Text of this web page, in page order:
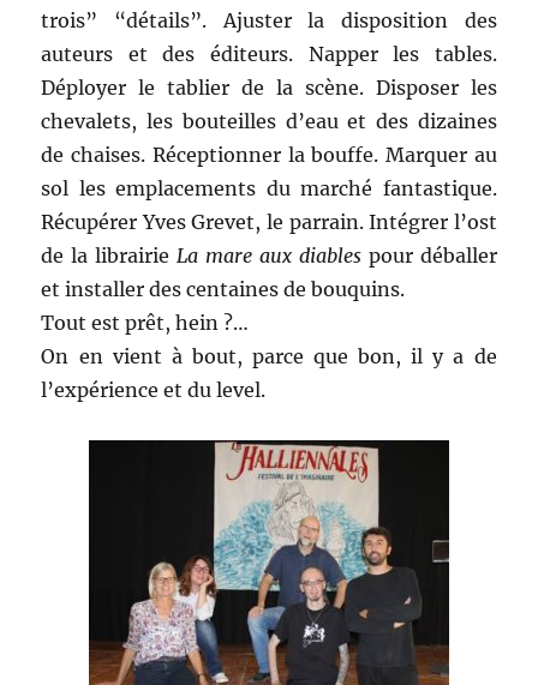
trois” “détails”. Ajuster la disposition des
auteurs et des éditeurs. Napper les tables.
Déployer le tablier de la scène. Disposer les
chevalets, les bouteilles d’eau et des dizaines
de chaises. Réceptionner la bouffe. Marquer au
sol les emplacements du marché fantastique.
Récupérer Yves Grevet, le parrain. Intégrer l’ost
de la librairie La mare aux diablespour déballer
et installer des centaines de bouquins.
Tout est prêt, hein ?…
On en vient à bout, parce que bon, il y a de
l’expérience et du level.